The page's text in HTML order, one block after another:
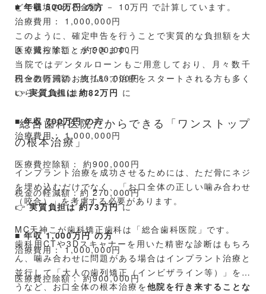
■年収 500万円 の方
治療費用： 1,000,000円
医療費控除額： 約900,000円
税金の軽減額：約 180,000円
👉実質負担は 約82万円 に
■年収 700万円 の方
治療費用： 1,000,000円
医療費控除額： 約900,000円
税金の軽減額：約 270,000円
👉実質負担は 約73万円に
■年収 1,000万円 の方
治療費用： 1,000,000円
医療費控除額： 約900,000円
どで補填される金額) － 10万円 で計算しています。
このように、確定申告を行うことで実質的な負担額を大
きく減らすことができます。
当院ではデンタルローンもご用意しており、月々数千
円〜数万円のお支払いで治療をスタートされる方も多く
いらっしゃいます。
総合歯科医院だからできる「ワンストップ
の根本治療」
インプラント治療を成功させるためには、ただ骨にネジ
を埋め込むだけでなく、「お口全体の正しい噛み合わせ
（咬合）」を考慮する必要があります。
MC天神こが歯科矯正歯科は「総合歯科医院」です。
歯科用CTや3Dスキャナーを用いた精密な診断はもちろ
ん、噛み合わせに問題がある場合はインプラント治療と
並行して「大人の歯列矯正（インビザライン等）」を行
うなど、お口全体の根本治療を他院を行き来することな